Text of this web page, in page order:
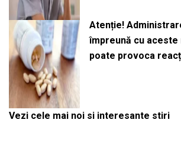
Atenție!
împreună cu aceste
poate provoca
Vezi cele mai noi si interesante stiri